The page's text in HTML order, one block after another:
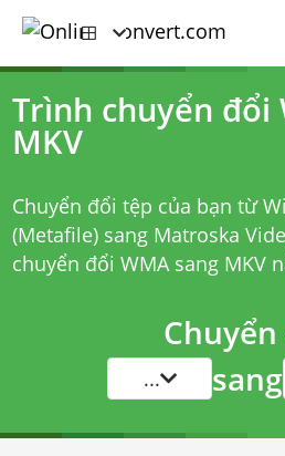
Trình chuyển đổi
MKV
Chuyển đổi tệp của bạn từ
(Metafile) sang Matroska
chuyển đổi WMA sang MKV
... sang